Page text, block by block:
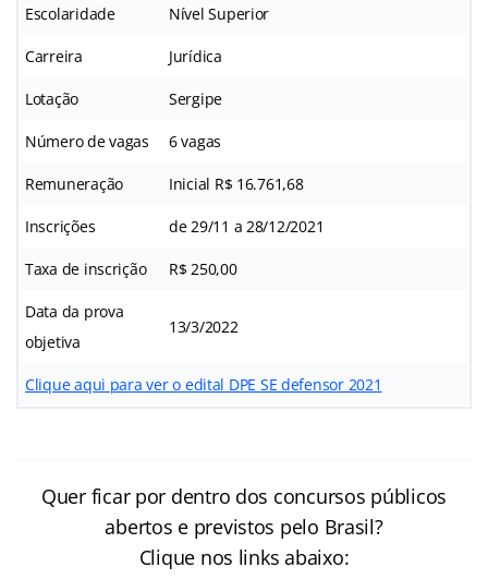
Escolaridade Nível Superior
Carreira Jurídica
Lotação Sergipe
Número de vagas 6 vagas
Remuneração Inicial R$ 16.761,68
Inscrições de 29/11 a 28/12/2021
Taxa de inscrição R$ 250,00
Data da prova
objetiva
13/3/2022
Clique aqui para ver o edital DPE SE defensor 2021
Quer ficar por dentro dos concursos públicos
abertos e previstos pelo Brasil?
Clique nos links abaixo: